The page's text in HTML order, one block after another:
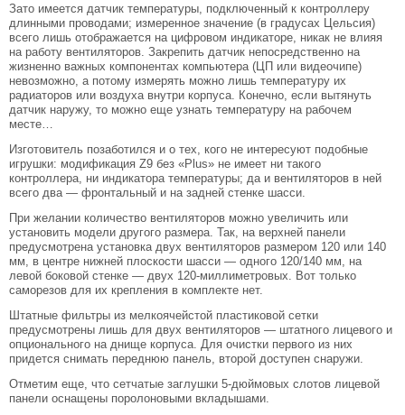
Зато имеется датчик температуры, подключенный к контроллеру
длинными проводами; измеренное значение (в градусах Цельсия)
всего лишь отображается на цифровом индикаторе, никак не влияя
на работу вентиляторов. Закрепить датчик непосредственно на
жизненно важных компонентах компьютера (ЦП или видеочипе)
невозможно, а потому измерять можно лишь температуру их
радиаторов или воздуха внутри корпуса. Конечно, если вытянуть
датчик наружу, то можно еще узнать температуру на рабочем
месте…
Изготовитель позаботился и о тех, кого не интересуют подобные
игрушки: модификация Z9 без «Plus» не имеет ни такого
контроллера, ни индикатора температуры; да и вентиляторов в ней
всего два — фронтальный и на задней стенке шасси.
При желании количество вентиляторов можно увеличить или
установить модели другого размера. Так, на верхней панели
предусмотрена установка двух вентиляторов размером 120 или 140
мм, в центре нижней плоскости шасси — одного 120/140 мм, на
левой боковой стенке — двух 120-миллиметровых. Вот только
саморезов для их крепления в комплекте нет.
Штатные фильтры из мелкоячейстой пластиковой сетки
предусмотрены лишь для двух вентиляторов — штатного лицевого и
опционального на днище корпуса. Для очистки первого из них
придется снимать переднюю панель, второй доступен снаружи.
Отметим еще, что сетчатые заглушки 5-дюймовых слотов лицевой
панели оснащены поролоновыми вкладышами.